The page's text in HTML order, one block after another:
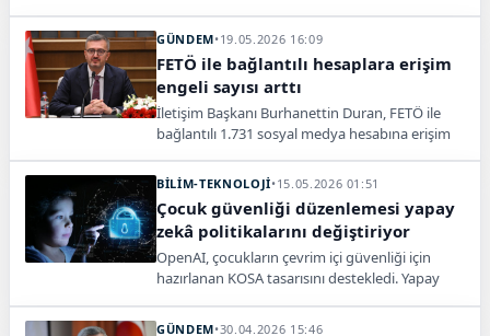
zorunlu olduğunu söyledi.
GÜNDEM•19.05.2026 16:09
FETÖ ile bağlantılı hesaplara erişim
engeli sayısı arttı
İletişim Başkanı Burhanettin Duran, FETÖ ile
bağlantılı 1.731 sosyal medya hesabına erişim
BİLİM-TEKNOLOJİ•15.05.2026 01:51
Çocuk güvenliği düzenlemesi yapay
zekâ politikalarını değiştiriyor
OpenAI, çocukların çevrim içi güvenliği için
hazırlanan KOSA tasarısını destekledi. Yapay
dönemi gündemde.
GÜNDEM•30.04.2026 15:46